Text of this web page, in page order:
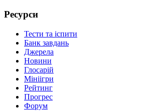
Ресурси
Тести та іспити
Банк завдань
Джерела
Новини
Глосарій
Мініігри
Рейтинг
Прогрес
Форум